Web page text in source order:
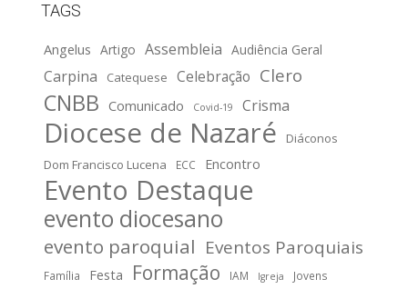
TAGS
Angelus Artigo Assembleia Audiência Geral
Carpina Catequese Celebração Clero
CNBB Comunicado Covid-19 Crisma
Diocese de Nazaré
Diáconos
Dom Francisco Lucena
ECC Encontro
Evento Destaque
evento diocesano
evento paroquial Eventos Paroquiais
Família Festa Formação IAM Igreja Jovens